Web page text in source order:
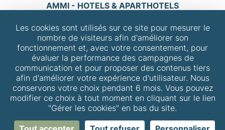
AMMI - HOTELS & APARTHOTELS
Dis-nous, quel AMMI veux-tu contacter ?
CONTACT
Mentions légales
Politique de confidentialité
Plan du site
Les cookies sont utilisés sur ce site pour mesurer le
nombre de visiteurs afin d'améliorer son
fonctionnement et, avec votre consentement, pour
évaluer la performance des campagnes de
communication et pour proposer des contenus tiers
afin d'améliorer votre expérience d'utilisateur. Nous
conservons votre choix pendant 6 mois. Vous pouvez
modifier ce choix à tout moment en cliquant sur le lien
"Gérer les cookies" en bas du site.